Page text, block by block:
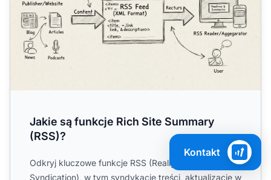
Jakie są funkcje Rich Site Summary
(RSS)?
Odkryj kluczowe funkcje RSS (Really Simple
Syndication), w tym syndykację treści, aktualizacje w
Kontakt